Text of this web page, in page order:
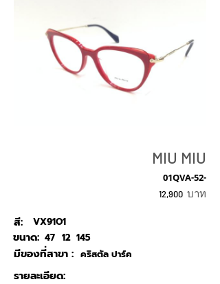
MIU MIU
01QVA-52-
12,900 บาท
สี:
VX91O1
47
ขนาด: 12 145
คริสตัล ปาร์ค
มีของที่สาขา :
รายละเอียด: